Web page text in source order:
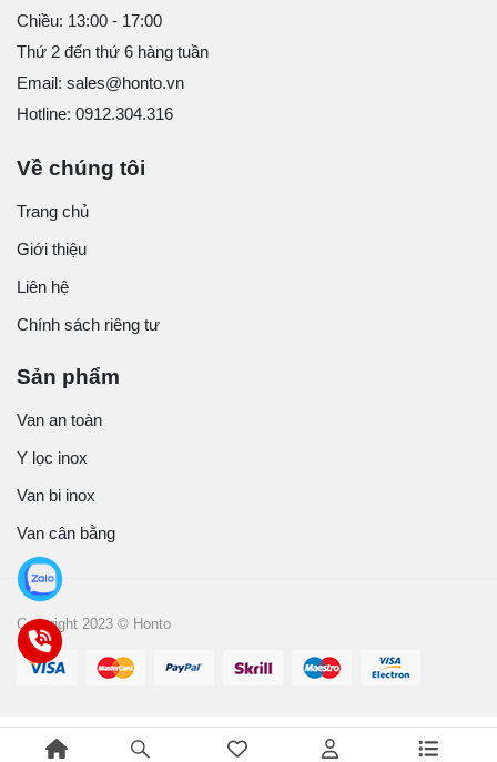
Chiều: 13:00 - 17:00
Thứ 2 đến thứ 6 hàng tuần
Email: sales@honto.vn
Hotline: 0912.304.316
Về chúng tôi
Trang chủ
Giới thiệu
Liên hệ
Chính sách riêng tư
Sản phẩm
Van an toàn
Y lọc inox
Van bi inox
Van cân bằng
Copyright 2023 © Honto